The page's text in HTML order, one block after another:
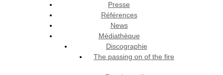
Presse
Références
News
Médiathèque
Discographie
The passing on of the fire